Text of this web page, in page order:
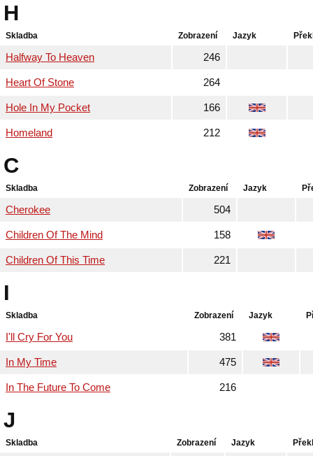
H
Skladba Zobrazení Jazyk
Halfway To Heaven 246
Heart Of Stone 264
Hole In My Pocket 166
Homeland 212
C
Skladba Zobrazení Jazyk
Cherokee 504
Children Of The Mind 158
Children Of This Time 221
I
Skladba Zobrazení Jazyk
I'll Cry For You 381
In My Time 475
In The Future To Come 216
J
Skladba Zobrazení Jazyk